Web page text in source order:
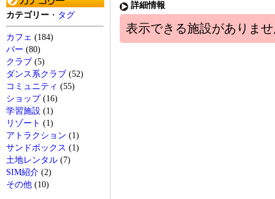
カテゴリー ・ タグ
カフェ (184)
バー (80)
クラブ (5)
ダンス系クラブ (52)
コミュニティ (55)
ショップ(16)
学習施設 (1)
リゾート (1)
アトラクション (1)
サンドボックス (1)
土地レンタル (7)
SIM紹介 (2)
その他 (10)
詳細情報
表示できる施設がありま